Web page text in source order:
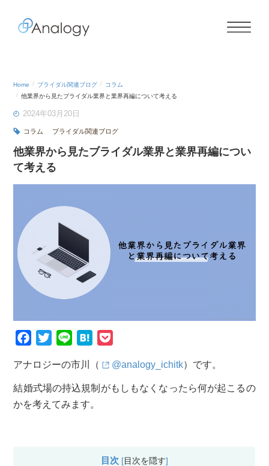
Home ブライダル関連ブログ
コラム
他業界から見たブライダル業界と業界再編について考える
2024年03月20日
コラム ブライダル関連ブログ
他業界から見たブライダル業界と業界再編につい
て考える
c
e
b
t
t
n
e
H
e
c
k
アナロジーの市川（ @analogy_ichitk）です。
結婚式場の持込規制がもしもなくなったら何が起こるの
かを考えてみます。
目次 [目次を隠す]